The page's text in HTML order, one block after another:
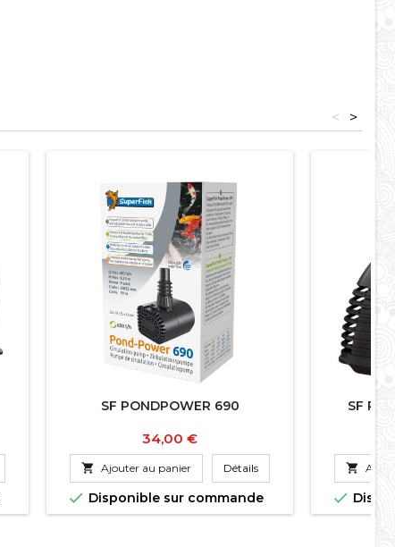
>
<
SF PONDPOWER 690
Prix
34,00 €
 Ajouter au panier Détails
 Disponible sur commande
SF

